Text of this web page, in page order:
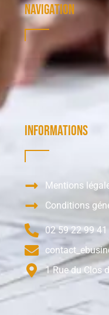
Navigation
Informations
Mentions
Conditions
02 59 22 99 41
1 Rue du Clos